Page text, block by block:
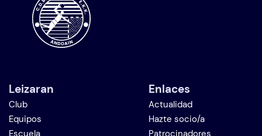
Leizaran
Club
Equipos
Enlaces
Actualidad
Hazte socio/a